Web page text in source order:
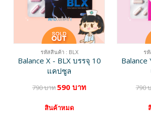
รหัสสินค้า : BLX
Balance X - BLX บรรจุ 10
แคปซูล
790 บาท590 บาท
สินค้าหมด
ร
Balance
790